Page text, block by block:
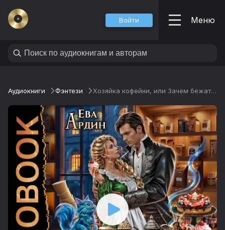
Войти Меню
Аудиокниги Фэнтези Хозяйка кофейни, или Зачем бежать от дракона?